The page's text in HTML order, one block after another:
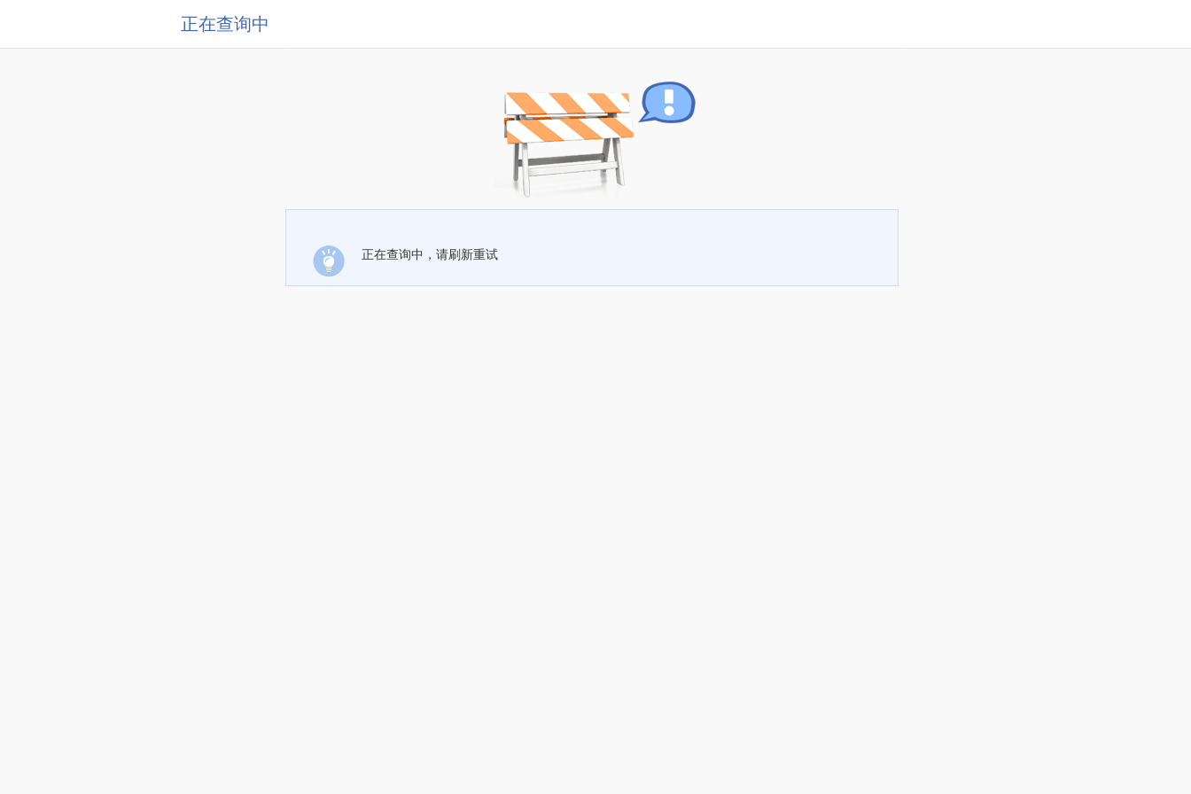
正在查询中
正在查询中，请刷新重试